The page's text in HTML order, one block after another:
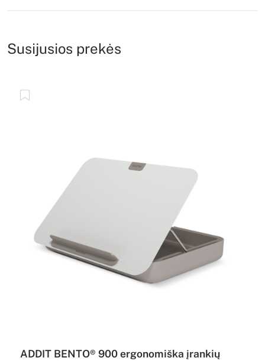
Susijusios prekės
ADDIT BENTO® 900 ergonomiška įrankių